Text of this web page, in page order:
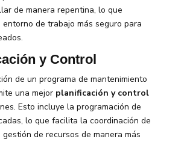
de manera repentina, lo que
de trabajo más seguro para
y Control
de un programa de mantenimiento
una mejor planificación y control
Esto incluye la programación de
lo que facilita la coordinación de
de recursos de manera más